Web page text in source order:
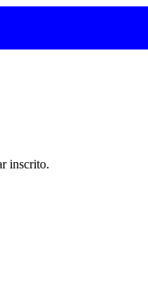
inscrito.